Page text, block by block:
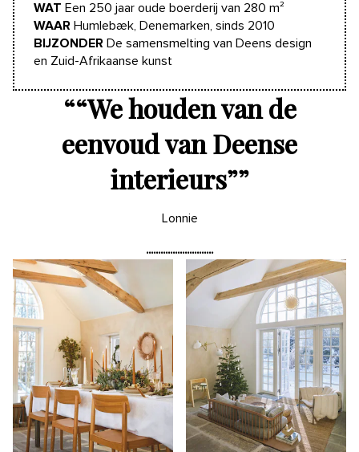
WAT Een 250 jaar oude boerderij van 280 m²
WAAR Humlebæk, Denemarken, sinds 2010
BIJZONDER De samensmelting van Deens design
en Zuid-Afrikaanse kunst
““We houden van de
eenvoud van Deense
interieurs””
Lonnie